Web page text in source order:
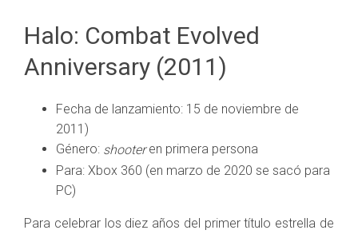
Halo: Combat Evolved
Anniversary (2011)
Fecha de lanzamiento: 15 de noviembre de
2011)
Género: shooteren primera persona
Para: Xbox 360 (en marzo de 2020 se sacó para
PC)
Para celebrar los diez años del primer título estrella de